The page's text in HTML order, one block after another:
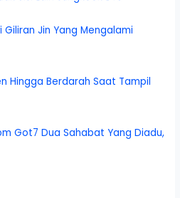
Giliran Jin Yang Mengalami
Hingga Berdarah Saat Tampil
Got7 Dua Sahabat Yang Diadu,